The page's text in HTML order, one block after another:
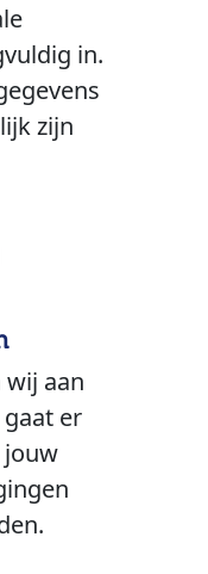
in.
zijn
wij aan
er
jouw